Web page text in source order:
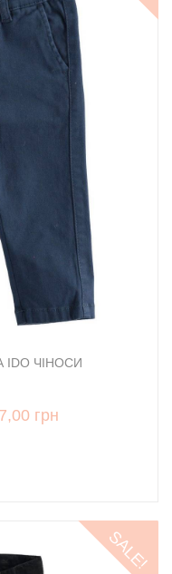
ЧІНОСИ
грн
SALE!